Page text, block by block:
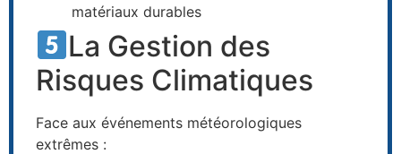
matériaux durables
La Gestion des
Risques Climatiques
Face aux événements météorologiques
extrêmes :